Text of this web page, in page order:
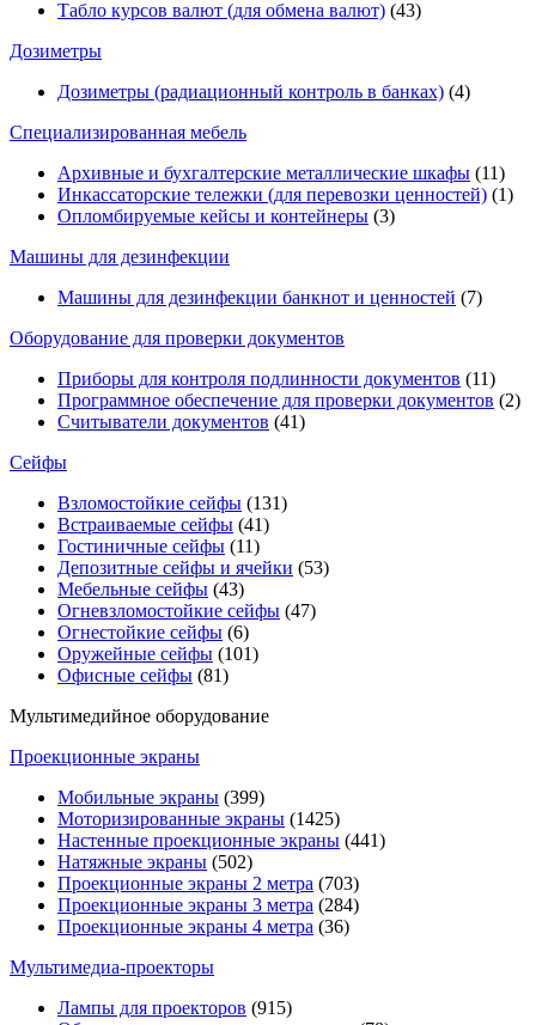
Табло курсов валют (для обмена валют) (43)
Дозиметры
Дозиметры (радиационный контроль в банках) (4)
Специализированная мебель
Архивные и бухгалтерские металлические шкафы (11)
Инкассаторские тележки (для перевозки ценностей) (1)
Опломбируемые кейсы и контейнеры (3)
Машины для дезинфекции
Машины для дезинфекции банкнот и ценностей (7)
Оборудование для проверки документов
Приборы для контроля подлинности документов (11)
Программное обеспечение для проверки документов (2)
Считыватели документов (41)
Сейфы
Взломостойкие сейфы (131)
Встраиваемые сейфы (41)
Гостиничные сейфы (11)
Депозитные сейфы и ячейки (53)
Мебельные сейфы (43)
Огневзломостойкие сейфы (47)
Огнестойкие сейфы (6)
Оружейные сейфы (101)
Офисные сейфы (81)
Мультимедийное оборудование
Проекционные экраны
Мобильные экраны (399)
Моторизированные экраны (1425)
Настенные проекционные экраны (441)
Натяжные экраны (502)
Проекционные экраны 2 метра (703)
Проекционные экраны 3 метра (284)
Проекционные экраны 4 метра (36)
Мультимедиa-проекторы
Лампы для проекторов (915)